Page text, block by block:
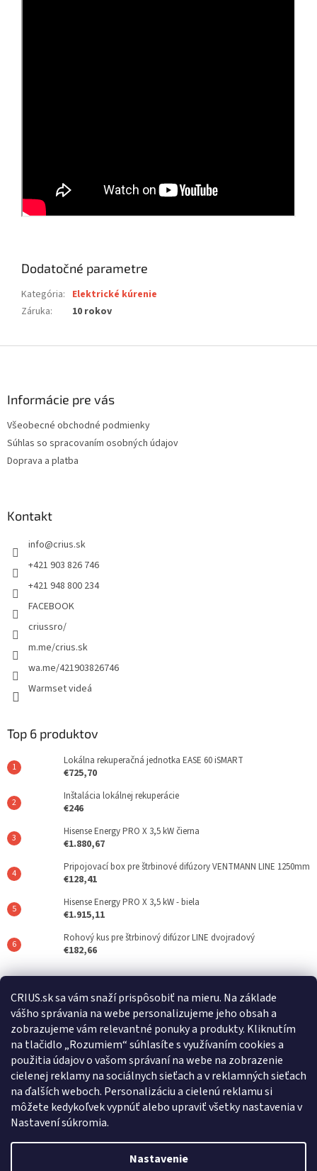
CRIUS.sk sa vám snaží prispôsobiť na mieru. Na základe
vášho správania na webe personalizujeme jeho obsah a
zobrazujeme vám relevantné ponuky a produkty. Kliknutím
na tlačidlo „Rozumiem“ súhlasíte s využívaním cookies a
použitia údajov o vašom správaní na webe na zobrazenie
cielenej reklamy na sociálnych sieťach a v reklamných sieťach
na ďalších weboch. Personalizáciu a cielenú reklamu si
môžete kedykoľvek vypnúť alebo upraviť všetky nastavenia v
Nastavení súkromia.
Nastavenie
Dodatočné parametre
Kategória: Elektrické kúrenie
Záruka: 10 rokov
Informácie pre vás
Všeobecné obchodné podmienky
Súhlas so spracovaním osobných údajov
Doprava a platba
Kontakt
info@crius.sk
+421 903 826 746
+421 948 800 234
FACEBOOK
criussro/
m.me/crius.sk
wa.me/421903826746
Warmset videá
Top 6 produktov
Lokálna rekuperačná jednotka EASE 60 iSMART
€725,70
Inštalácia lokálnej rekuperácie
€246
Hisense Energy PRO X 3,5 kW čierna
€1.880,67
Pripojovací box pre štrbinové difúzory VENTMANN LINE 1250mm
€128,41
Hisense Energy PRO X 3,5 kW - biela
€1.915,11
Rohový kus pre štrbinový difúzor LINE dvojradový
€182,66
Posledné hodnotenie produktov
REFLAIR 320 Standard
Hodnotenie produktu je 5 z 5 hviezdičiek.
|
Crius.sk Warmset.sk
Vytvoril Shoptet